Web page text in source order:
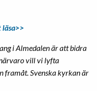
i Almedalen är att bidra
vill vi lyfta
framåt. Svenska kyrkan är